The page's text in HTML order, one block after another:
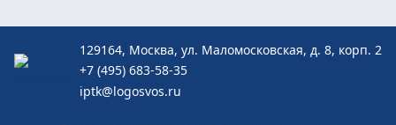
129164, Москва, ул. Маломосковская, д. 8, корп. 2
+7 (495) 683-58-35
iptk@logosvos.ru